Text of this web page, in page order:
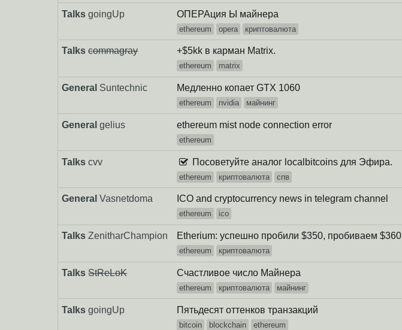
Talks goingUp ОПЕРАция Ы майнера
ethereum opera криптовалюта
Talks commagray +$5kk в карман Matrix.
ethereum matrix
General Suntechnic Медленно копает GTX 1060
ethereum nvidia майнинг
General gelius ethereum mist node connection error
ethereum
Talks cvv Посоветуйте аналог localbitcoins для Эфира.
ethereum криптовалюта спв
General Vasnetdoma ICO and cryptocurrency news in telegram channel
ethereum ico
Talks ZenitharChampion Etherium: успешно пробили $350, пробиваем $360
ethereum криптовалюта
Talks StReLoK Счастливое число Майнера
ethereum криптовалюта майнинг
Talks goingUp Пятьдесят оттенков транзакций
bitcoin blockchain ethereum